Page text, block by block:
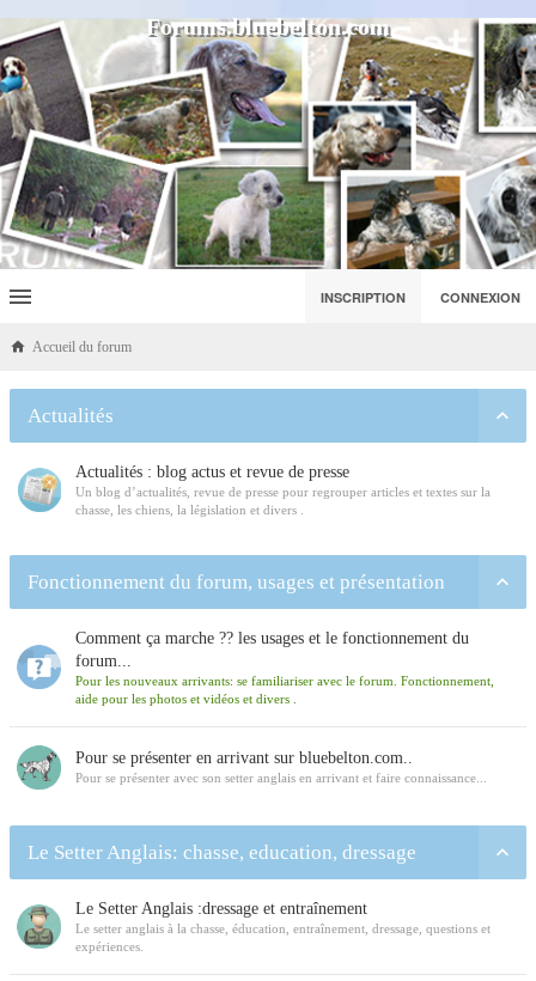
Forums.bluebelton.com
INSCRIPTION CONNEXION
Accueil du forum
Actualités
Actualités : blog actus et revue de presse
Un blog d’actualités, revue de presse pour regrouper articles et textes sur la
chasse, les chiens, la législation et divers .
Fonctionnement du forum, usages et présentation
Comment ça marche ?? les usages et le fonctionnement du
forum...
Pour les nouveaux arrivants: se familiariser avec le forum. Fonctionnement,
aide pour les photos et vidéos et divers .
Pour se présenter en arrivant sur bluebelton.com..
Pour se présenter avec son setter anglais en arrivant et faire connaissance...
Le Setter Anglais: chasse, education, dressage
Le Setter Anglais :dressage et entraînement
Le setter anglais à la chasse, éducation, entraînement, dressage, questions et
expériences.